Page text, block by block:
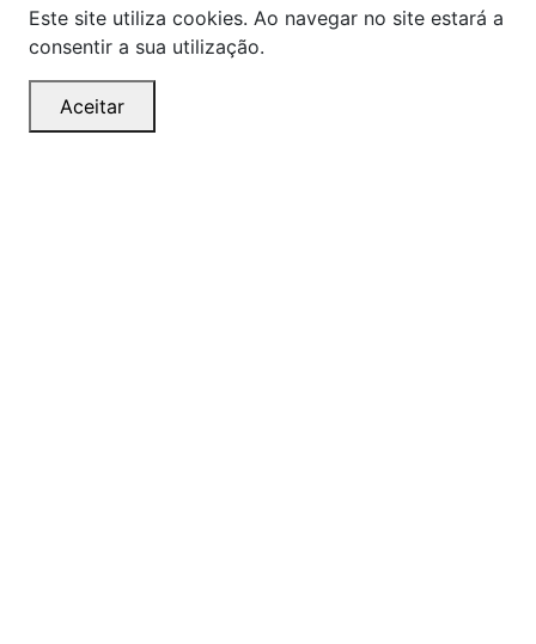
Este site utiliza cookies. Ao navegar no site estará a
consentir a sua utilização.
Aceitar